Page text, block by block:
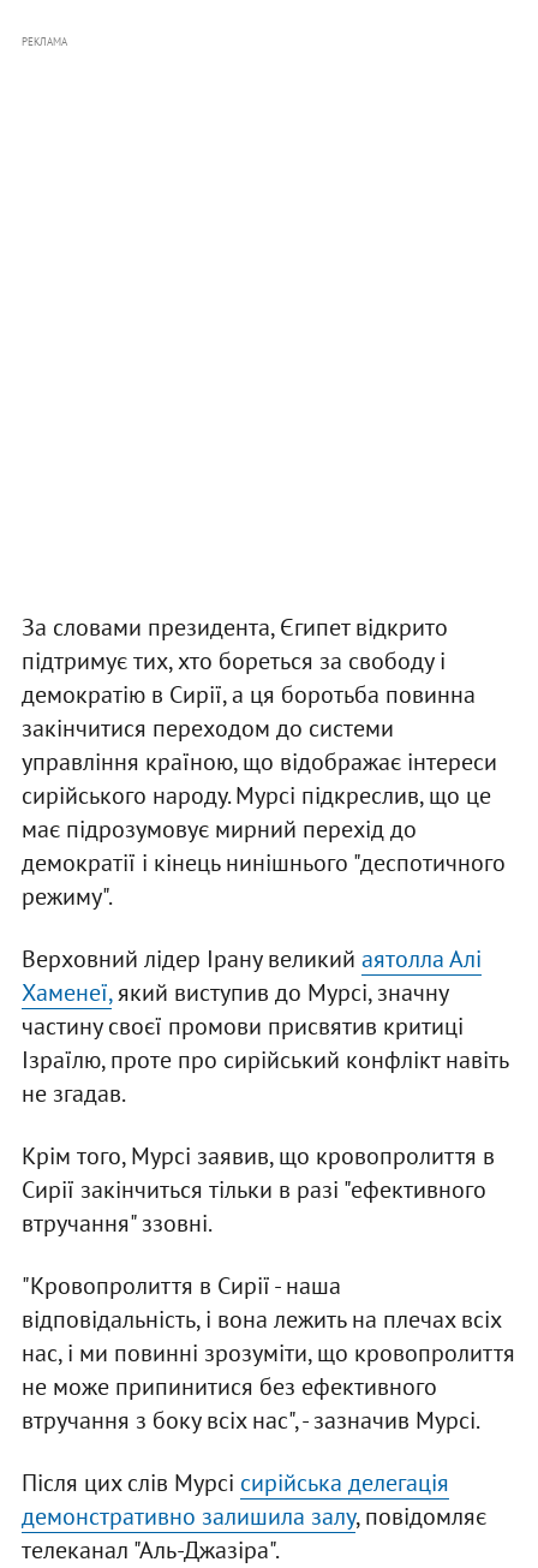
РЕКЛАМА
За словами президента, Єгипет відкрито
підтримує тих, хто бореться за свободу і
демократію в Сирії, а ця боротьба повинна
закінчитися переходом до системи
управління країною, що відображає інтереси
сирійського народу. Мурсі підкреслив, що це
має підрозумовує мирний перехід до
демократії і кінець нинішнього "деспотичного
режиму".
Верховний лідер Ірану великий аятолла Алі
Хаменеї,який виступив до Мурсі, значну
частину своєї промови присвятив критиці
Ізраїлю, проте про сирійський конфлікт навіть
не згадав.
Крім того, Мурсі заявив, що кровопролиття в
Сирії закінчиться тільки в разі "ефективного
втручання" ззовні.
"Кровопролиття в Сирії - наша
відповідальність, і вона лежить на плечах всіх
нас, і ми повинні зрозуміти, що кровопролиття
не може припинитися без ефективного
втручання з боку всіх нас", - зазначив Мурсі.
Після цих слів Мурсі сирійська делегація
демонстративно залишила залу, повідомляє
телеканал "Аль-Джазіра".